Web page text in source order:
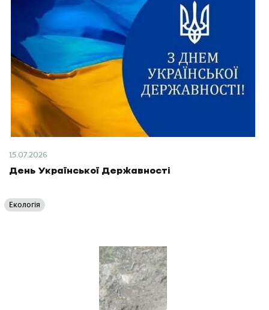
15.07.2026
День Української Державності
Екологія